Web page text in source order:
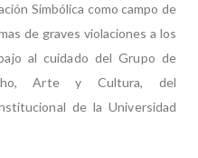
Simbólica como campo de
de graves violaciones a los
al cuidado del Grupo de
Arte y Cultura, del
de la Universidad